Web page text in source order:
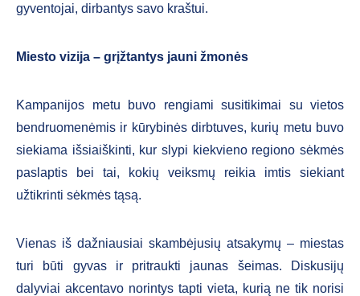
gyventojai, dirbantys savo kraštui.
Miesto vizija – grįžtantys jauni žmonės
Kampanijos metu buvo rengiami susitikimai su vietos
bendruomenėmis ir kūrybinės dirbtuves, kurių metu buvo
siekiama išsiaiškinti, kur slypi kiekvieno regiono sėkmės
paslaptis bei tai, kokių veiksmų reikia imtis siekiant
užtikrinti sėkmės tąsą.
Vienas iš dažniausiai skambėjusių atsakymų – miestas
turi būti gyvas ir pritraukti jaunas šeimas. Diskusijų
dalyviai akcentavo norintys tapti vieta, kurią ne tik norisi